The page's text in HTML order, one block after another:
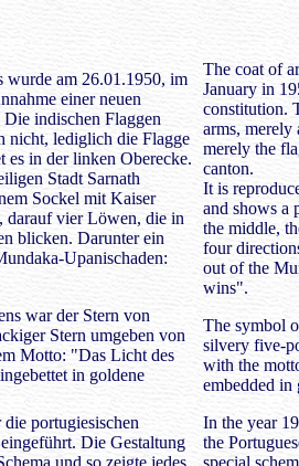
wurde am 26.01.1950, im
einer neuen
indischen Flaggen
nicht, lediglich die Flagge
es in der linken Oberecke.
Stadt Sarnath
Sockel mit Kaiser
darauf vier Löwen, die in
blicken. Darunter ein
Upanischaden:
The coat of
January in
constitution.
arms, merely
merely the
canton.
It is
and shows a
the middle,
four
out of the
wins".
war der Stern von
Stern umgeben von
Motto: "Das Licht des
in goldene
The symbol
silvery five-
with the
embedded in
portugiesischen
Die Gestaltung
und so zeigte jedes
In the year
the
special